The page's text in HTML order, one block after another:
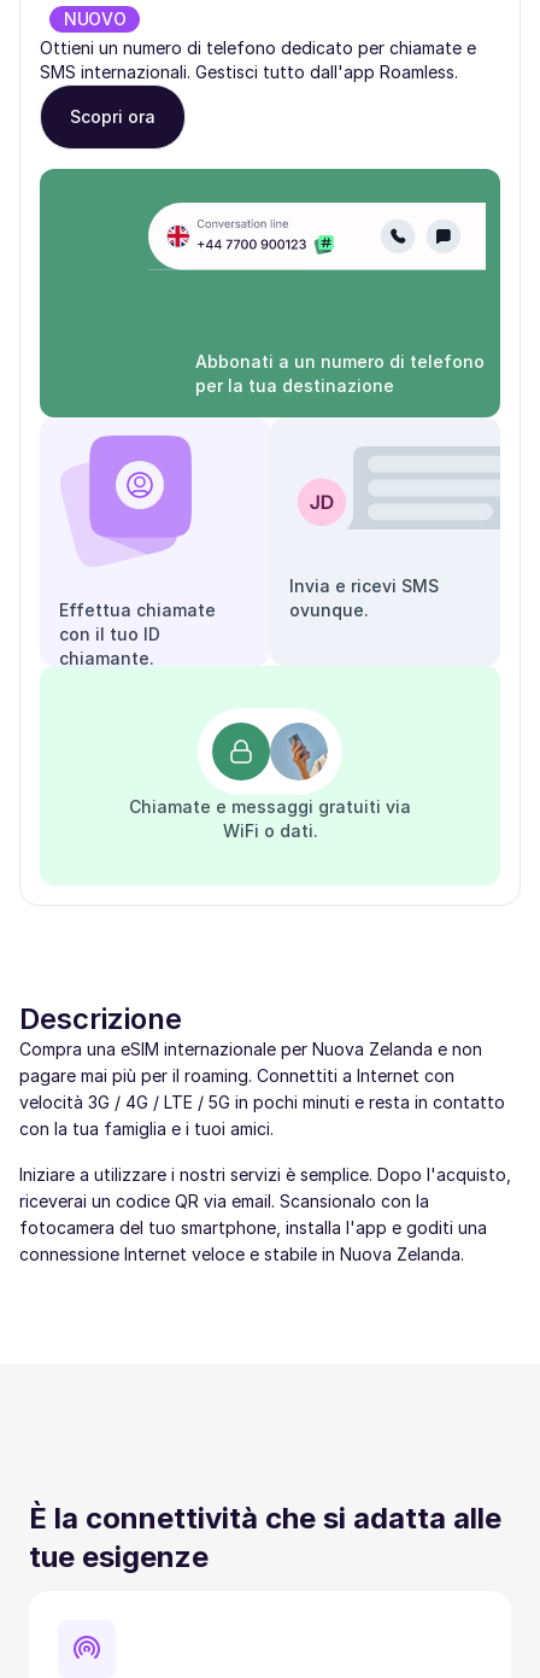
NUOVO
Ottieni un numero di telefono dedicato per chiamate e
SMS internazionali. Gestisci tutto dall'app Roamless.
Scopri ora
Abbonati a un numero di telefono
per la tua destinazione
Effettua chiamate
con il tuo ID
chiamante.
Invia e ricevi SMS
ovunque.
Chiamate e messaggi gratuiti via
WiFi o dati.
Descrizione
Compra una eSIM internazionale per Nuova Zelanda e non
pagare mai più per il roaming. Connettiti a Internet con
velocità 3G / 4G / LTE / 5G in pochi minuti e resta in contatto
con la tua famiglia e i tuoi amici.
Iniziare a utilizzare i nostri servizi è semplice. Dopo l'acquisto,
riceverai un codice QR via email. Scansionalo con la
fotocamera del tuo smartphone, installa l'app e goditi una
connessione Internet veloce e stabile in Nuova Zelanda.
È la connettività che si adatta alle
tue esigenze